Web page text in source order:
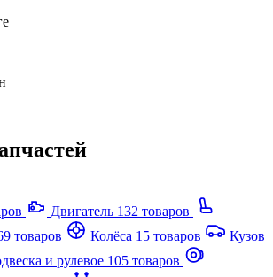
Двигатель 132 товаров
товаров Колёса 15 товаров
Кузов
и рулевое 105 товаров